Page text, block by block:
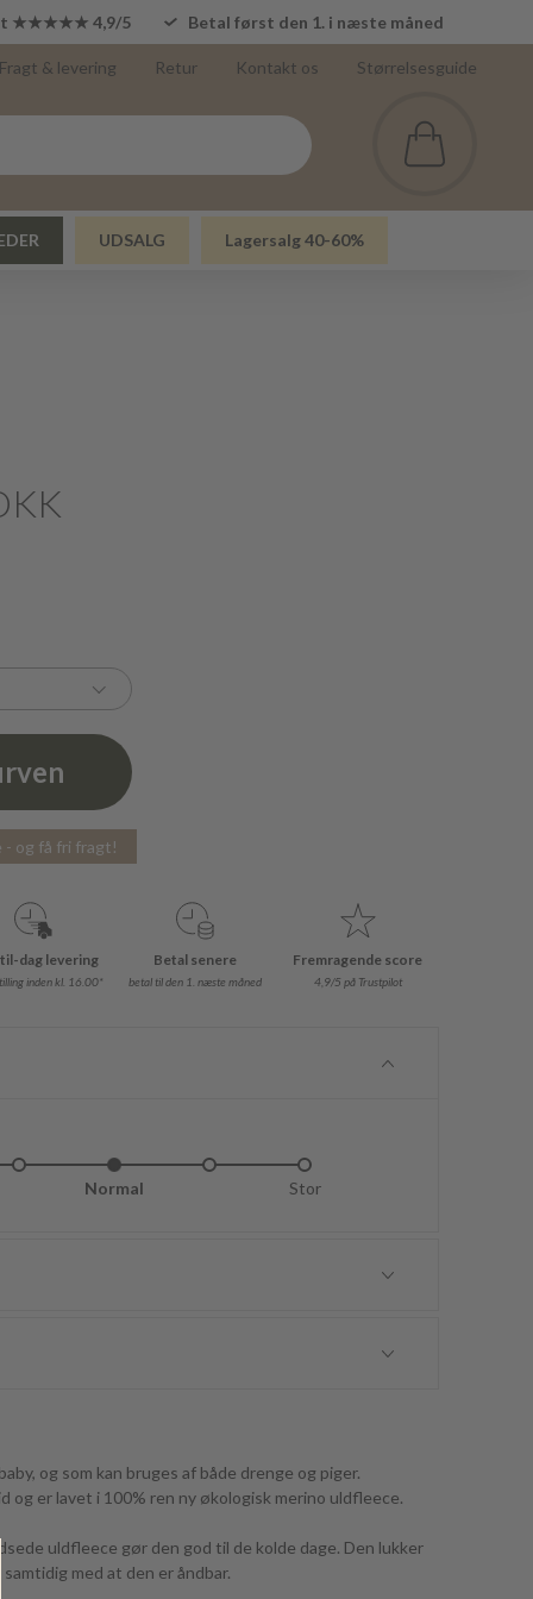
★★★★★ 4,9/5 Betal først den 1. i næste måned
Fragt & levering Retur Kontakt os Størrelsesguide
UDSALG Lagersalg 40-60%
- og få fri fragt!
dag levering
inden kl. 16.00*
Betal senere
betal til den 1. næste måned
Fremragende score
4,9/5 på Trustpilot
Normal Stor
og som kan bruges af både drenge og piger.
og er lavet i 100% ren ny økologisk merino uldfleece.
uldfleece gør den god til de kolde dage. Den lukker
samtidig med at den er åndbar.